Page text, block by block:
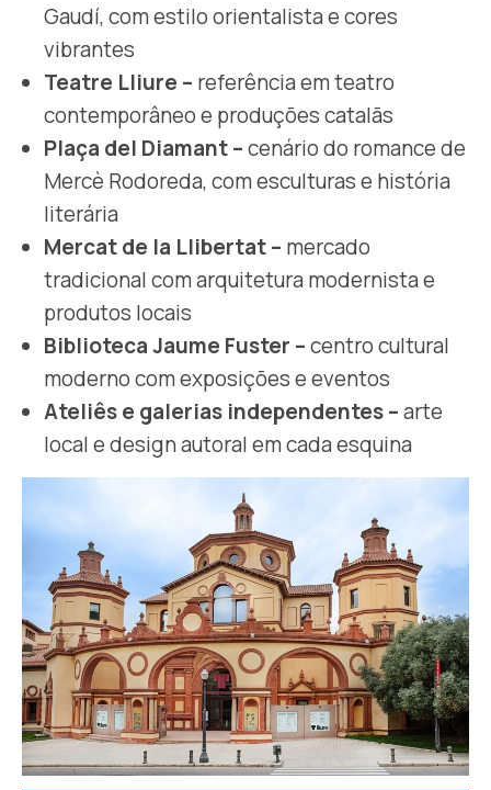
Gaudí, com estilo orientalista e cores
vibrantes
Teatre Lliure – referência em teatro
contemporâneo e produções catalãs
Plaça del Diamant –cenário do romance de
Mercè Rodoreda, com esculturas e história
literária
Mercat de la Llibertat – mercado
tradicional com arquitetura modernista e
produtos locais
Biblioteca Jaume Fuster –centro cultural
moderno com exposições e eventos
Ateliês e galerias independentes –arte
local e design autoral em cada esquina